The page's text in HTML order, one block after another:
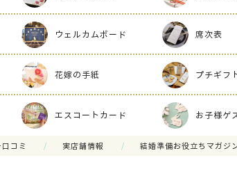
ウェルカムボード 席次表
花嫁の手紙 プチギフ
エスコートカード お子様ゲ
コミ 実店舗情報 結婚準備お役立ちマガジ